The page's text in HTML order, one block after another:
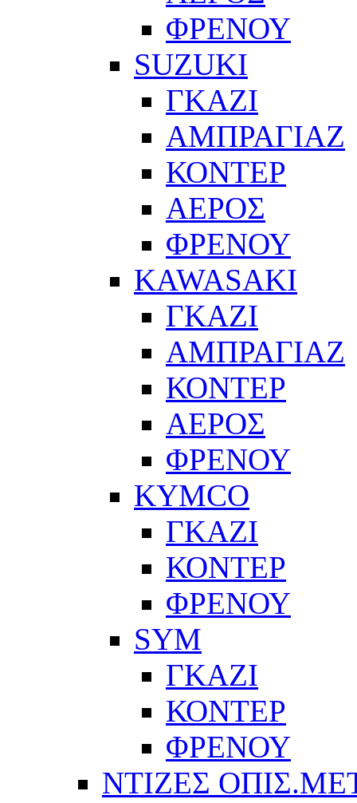
ΦΡΕΝΟΥ
SUZUKI
ΓΚΑΖΙ
ΑΜΠΡΑΓΙΑΖ
ΚΟΝΤΕΡ
ΑΕΡΟΣ
ΦΡΕΝΟΥ
KAWASAKI
ΓΚΑΖΙ
ΑΜΠΡΑΓΙΑΖ
ΚΟΝΤΕΡ
ΑΕΡΟΣ
ΦΡΕΝΟΥ
KYMCO
ΓΚΑΖΙ
ΚΟΝΤΕΡ
ΦΡΕΝΟΥ
SYM
ΓΚΑΖΙ
ΚΟΝΤΕΡ
ΦΡΕΝΟΥ
ΝΤΙΖΕΣ